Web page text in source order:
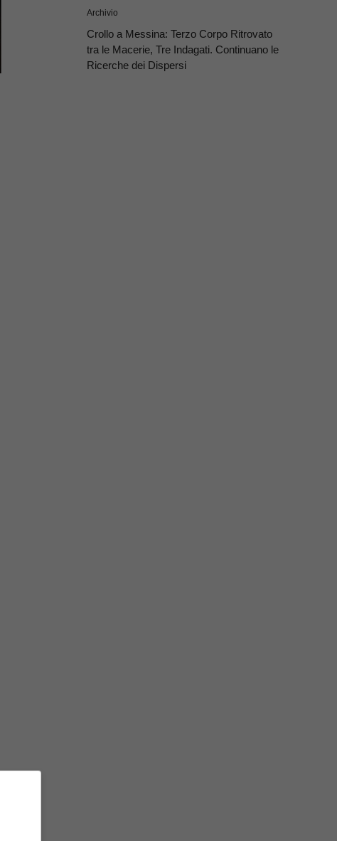
Archivio
Crollo a Messina: Terzo Corpo Ritrovato
tra le Macerie, Tre Indagati. Continuano le
Ricerche dei Dispersi